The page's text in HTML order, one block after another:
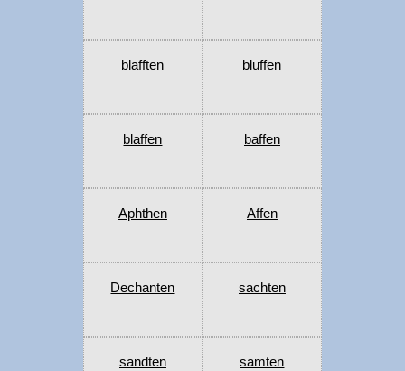
blafften bluffen
blaffen baffen
Aphthen Affen
Dechanten sachten
sandten samten